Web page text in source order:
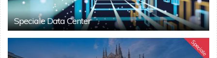
Speciale Data Center
Speciale